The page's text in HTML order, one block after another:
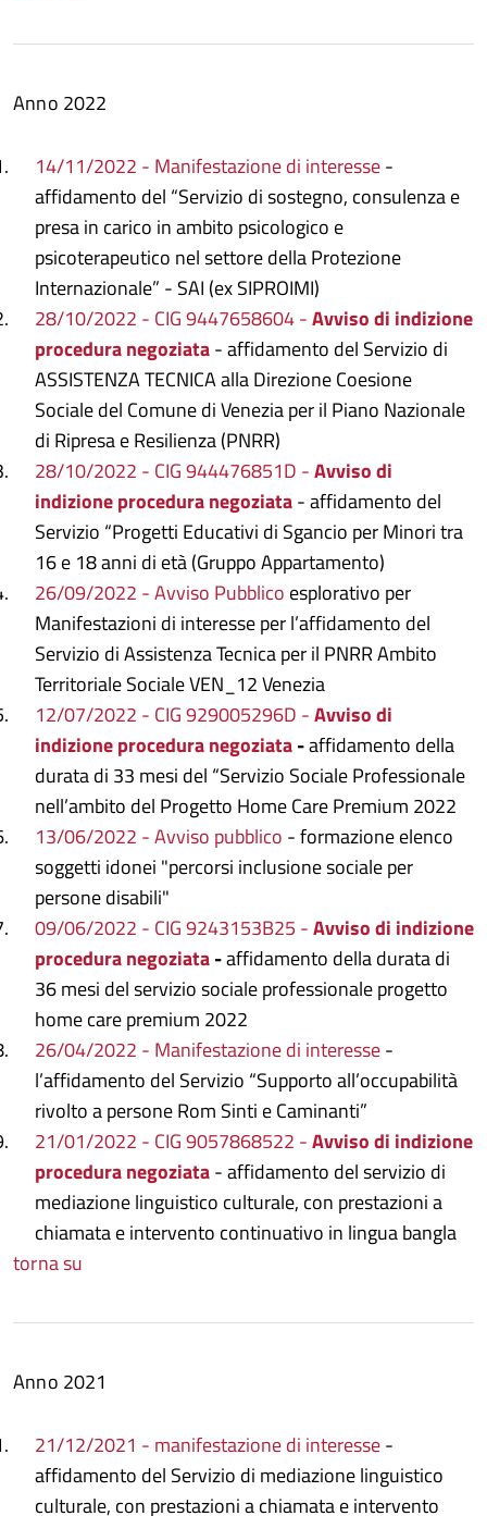
Anno 2022
14/11/2022 - Manifestazione di interesse-
affidamento del “Servizio di sostegno, consulenza e
presa in carico in ambito psicologico e
psicoterapeutico nel settore della Protezione
Internazionale” - SAI (ex SIPROIMI)
28/10/2022 - CIG 9447658604 -Avviso di indizione
procedura negoziata- affidamento del Servizio di
ASSISTENZA TECNICA alla Direzione Coesione
Sociale del Comune di Venezia per il Piano Nazionale
di Ripresa e Resilienza (PNRR)
28/10/2022 - CIG 944476851D -Avviso di
indizione procedura negoziata- affidamento del
Servizio “Progetti Educativi di Sgancio per Minori tra
16 e 18 anni di età (Gruppo Appartamento)
26/09/2022 - Avviso Pubblico esplorativo per
Manifestazioni di interesse per l’affidamento del
Servizio di Assistenza Tecnica per il PNRR Ambito
Territoriale Sociale VEN_12 Venezia
12/07/2022 - CIG 929005296D -Avviso di
indizione procedura negoziata-affidamento della
durata di 33 mesi del “Servizio Sociale Professionale
nell’ambito del Progetto Home Care Premium 2022
13/06/2022 - Avviso pubblico - formazione elenco
soggetti idonei "percorsi inclusione sociale per
persone disabili"
09/06/2022 - CIG 9243153B25 -Avviso di indizione
procedura negoziata-affidamento della durata di
36 mesi del servizio sociale professionale progetto
home care premium 2022
26/04/2022 - Manifestazione di interesse-
l’affidamento del Servizio “Supporto all’occupabilità
rivolto a persone Rom Sinti e Caminanti”
21/01/2022 - CIG 9057868522 -Avviso di indizione
procedura negoziata- affidamento del servizio di
mediazione linguistico culturale, con prestazioni a
chiamata e intervento continuativo in lingua bangla
torna su
Anno 2021
21/12/2021 - manifestazione di interesse-
affidamento del Servizio di mediazione linguistico
culturale, con prestazioni a chiamata e intervento